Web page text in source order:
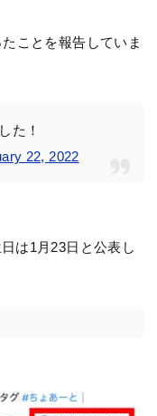
ことを報告していま
た！
22, 2022
は1月23日と公表し